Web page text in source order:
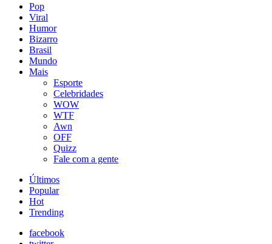
Pop
Viral
Humor
Bizarro
Brasil
Mundo
Mais
Esporte
Celebridades
WOW
WTF
Awn
OFF
Quizz
Fale com a gente
Últimos
Popular
Hot
Trending
facebook